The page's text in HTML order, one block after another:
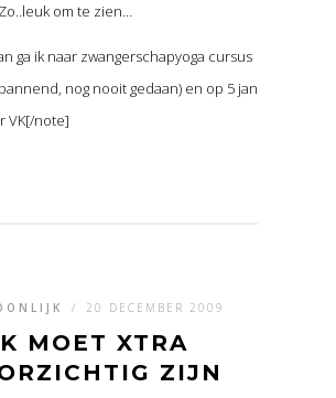
om te zien…
ga ik naar zwangerschapyoga cursus
nog nooit gedaan) en op 5 jan
VK[/note]
/ 20 DECEMBER 2009
MOET XTRA
ZIJN